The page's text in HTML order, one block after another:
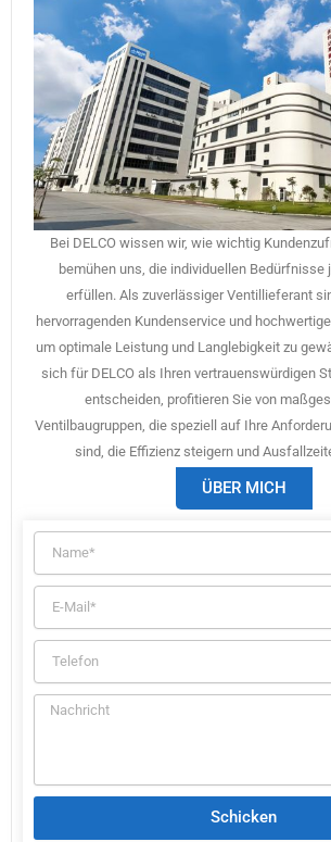
Bei DELCO wissen wir, wie wichtig
bemühen uns, die individuellen Bedürfnisse
erfüllen. Als zuverlässiger Ventillieferant
hervorragenden Kundenservice und
um optimale Leistung und Langlebigkeit zu
sich für DELCO als Ihren vertrauenswürdigen
entscheiden, profitieren Sie von
Ventilbaugruppen, die speziell auf Ihre
sind, die Effizienz steigern und
ÜBER MICH
Schicken